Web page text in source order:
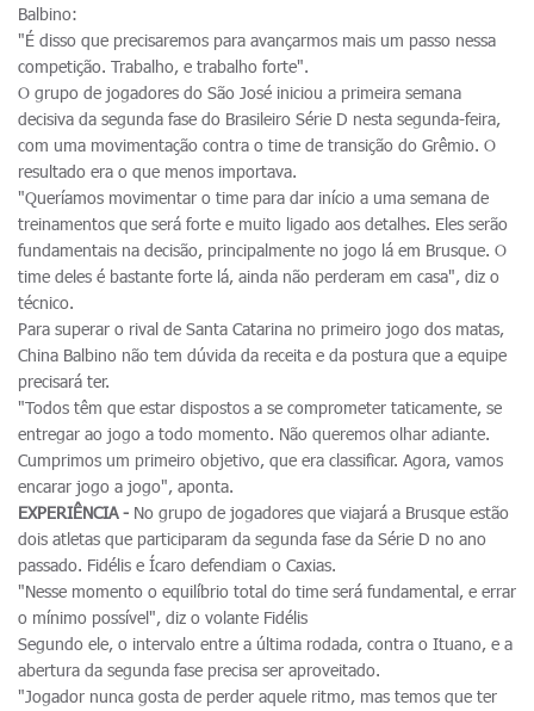
Balbino:
"É disso que precisaremos para avançarmos mais um passo nessa
competição. Trabalho, e trabalho forte".
O grupo de jogadores do São José iniciou a primeira semana
decisiva da segunda fase do Brasileiro Série D nesta segunda-feira,
com uma movimentação contra o time de transição do Grêmio. O
resultado era o que menos importava.
"Queríamos movimentar o time para dar início a uma semana de
treinamentos que será forte e muito ligado aos detalhes. Eles serão
fundamentais na decisão, principalmente no jogo lá em Brusque. O
time deles é bastante forte lá, ainda não perderam em casa", diz o
técnico.
Para superar o rival de Santa Catarina no primeiro jogo dos matas,
China Balbino não tem dúvida da receita e da postura que a equipe
precisará ter.
"Todos têm que estar dispostos a se comprometer taticamente, se
entregar ao jogo a todo momento. Não queremos olhar adiante.
Cumprimos um primeiro objetivo, que era classificar. Agora, vamos
encarar jogo a jogo", aponta.
EXPERIÊNCIA - No grupo de jogadores que viajará a Brusque estão
dois atletas que participaram da segunda fase da Série D no ano
passado. Fidélis e Ícaro defendiam o Caxias.
"Nesse momento o equilíbrio total do time será fundamental, e errar
o mínimo possível", diz o volante Fidélis
Segundo ele, o intervalo entre a última rodada, contra o Ituano, e a
abertura da segunda fase precisa ser aproveitado.
"Jogador nunca gosta de perder aquele ritmo, mas temos que ter